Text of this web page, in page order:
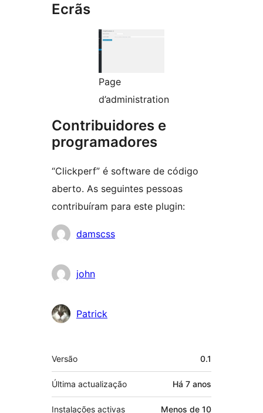
Ecrãs
Page
d’administration
Contribuidores e
programadores
“Clickperf” é software de código
aberto. As seguintes pessoas
contribuíram para este plugin:
Contribuidores
damscss
john
Patrick
Metadados
Versão 0.1
Última actualização Há 7 anos
Instalações activas Menos de 10